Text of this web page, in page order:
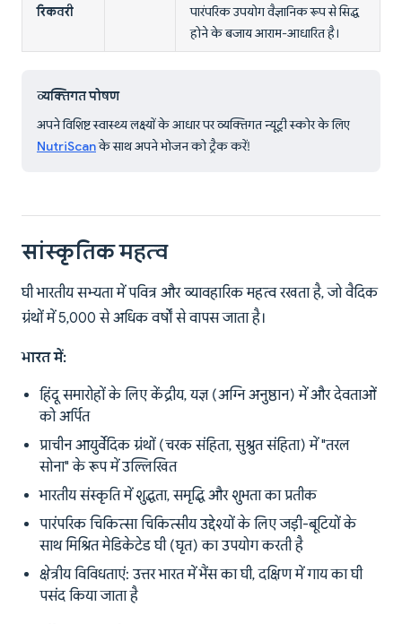
रिकवरी
पारंपरिक उपयोग वैज्ञानिक रूप से सिद्ध
होने के बजाय आराम-आधारित है।
व्यक्तिगत पोषण
अपने विशिष्ट स्वास्थ्य लक्ष्यों के आधार पर व्यक्तिगत न्यूट्री स्कोर के लिए
NutriScanके साथ अपने भोजन को ट्रैक करें!
सांस्कृतिक महत्व
घी भारतीय सभ्यता में पवित्र और व्यावहारिक महत्व रखता है, जो वैदिक
ग्रंथों में 5,000 से अधिक वर्षों से वापस जाता है।
भारत में:
हिंदू समारोहों के लिए केंद्रीय, यज्ञ (अग्नि अनुष्ठान) में और देवताओं
को अर्पित
प्राचीन आयुर्वेदिक ग्रंथों (चरक संहिता, सुश्रुत संहिता) में "तरल
सोना" के रूप में उल्लिखित
भारतीय संस्कृति में शुद्धता, समृद्धि और शुभता का प्रतीक
पारंपरिक चिकित्सा चिकित्सीय उद्देश्यों के लिए जड़ी-बूटियों के
साथ मिश्रित मेडिकेटेड घी (घृत) का उपयोग करती है
क्षेत्रीय विविधताएं: उत्तर भारत में भैंस का घी, दक्षिण में गाय का घी
पसंद किया जाता है